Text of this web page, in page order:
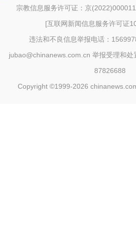
宗教信息服务许可证：京
[互联网新闻信息服务许可证
违法和不良信息举报电话：
jubao@chinanews.com.cn 举报受理和处
87826688
Copyright ©1999-2026